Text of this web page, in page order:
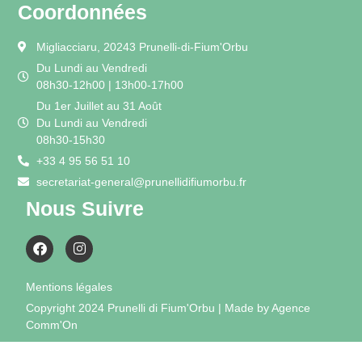
Coordonnées
Migliacciaru, 20243 Prunelli-di-Fium'Orbu
Du Lundi au Vendredi
08h30-12h00 | 13h00-17h00
Du 1er Juillet au 31 Août
Du Lundi au Vendredi
08h30-15h30
+33 4 95 56 51 10
secretariat-general@prunellidifiumorbu.fr
Nous Suivre
Mentions légales
Copyright 2024 Prunelli di Fium'Orbu | Made by Agence
Comm'On